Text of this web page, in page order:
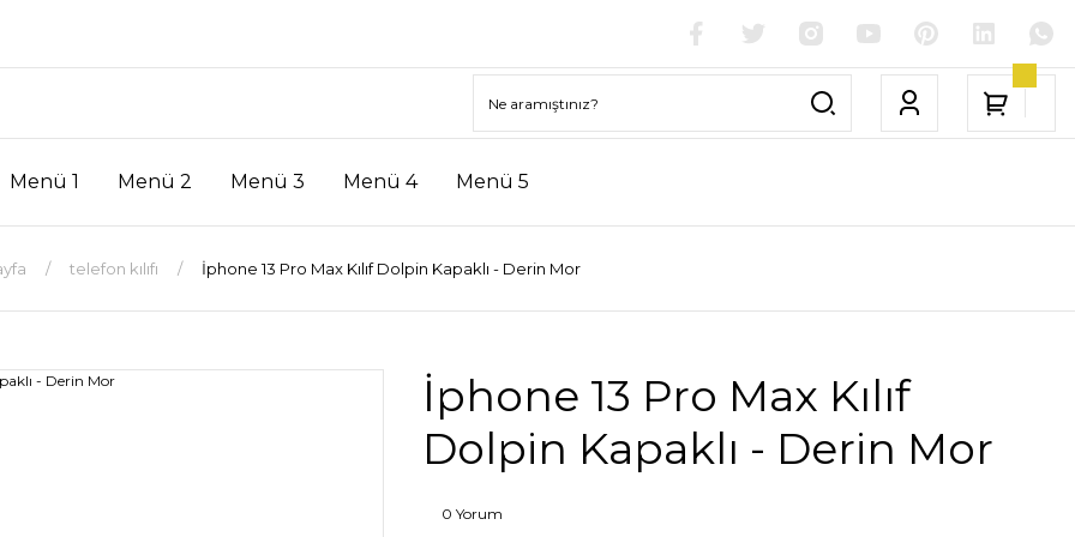
Menü 1 Menü 2 Menü 3 Menü 4 Menü 5
telefon kılıfı İphone 13 Pro Max Kılıf Dolpin Kapaklı - Derin Mor
İphone 13 Pro Max Kılıf
Dolpin Kapaklı - Derin Mor
0 Yorum